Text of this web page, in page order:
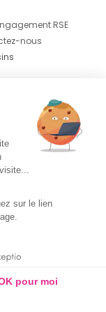
RSE
nous
sur le lien
pour moi